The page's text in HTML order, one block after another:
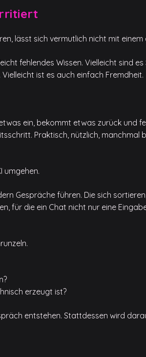
lässt sich vermutlich nicht mit einem
fehlendes Wissen. Vielleicht sind
ist es auch einfach Fremdheit.
ein, bekommt etwas zurück und
Praktisch, nützlich, manchmal
umgehen.
Gespräche führen. Die sich
für die ein Chat nicht nur eine
erzeugt ist?
entstehen. Stattdessen wird